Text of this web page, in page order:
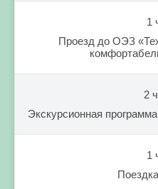
1
Проезд до ОЭЗ
2
Экскурсионная
1